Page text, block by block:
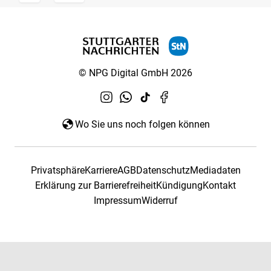
© NPG Digital GmbH 2026
Wo Sie uns noch folgen können
PrivatsphäreKarriereAGBDatenschutzMediadaten
Erklärung zur BarrierefreiheitKündigungKontakt
ImpressumWiderruf